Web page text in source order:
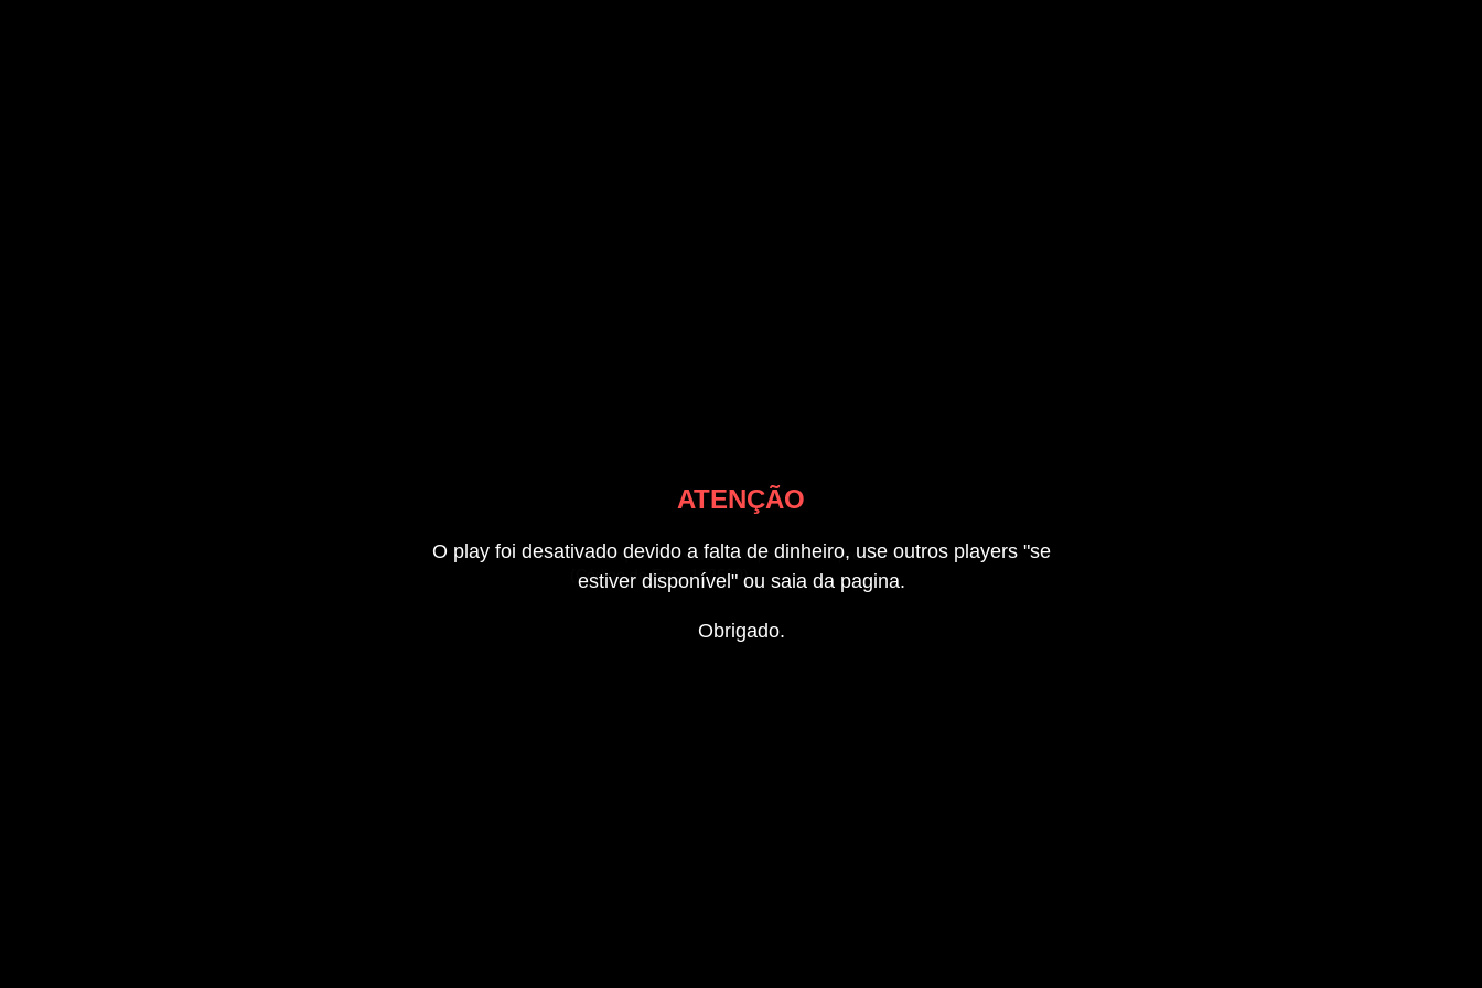
ATENÇÃO
O play foi desativado devido a falta de dinheiro, use outros players "se
estiver disponível" ou saia da pagina.
Obrigado.
Este arquivo de vídeo não pode ser reproduzido.
(Código de Erro: 102630)